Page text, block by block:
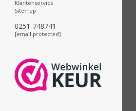
Klantenservice
Sitemap
0251-748741
[email protected]